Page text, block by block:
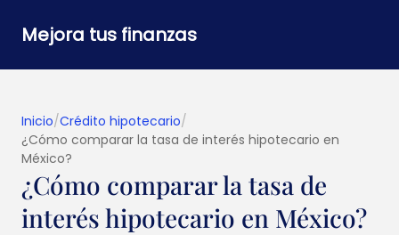
Mejora tus finanzas
Inicio/Crédito hipotecario/
¿Cómo comparar la tasa de interés hipotecario en
México?
¿Cómo comparar la tasa de
interés hipotecario en México?